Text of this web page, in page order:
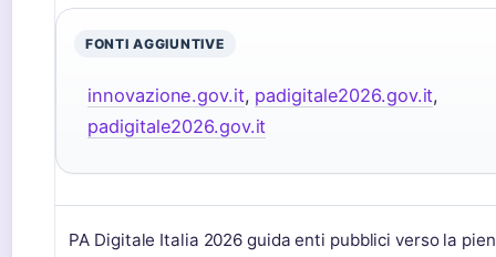
FONTI AGGIUNTIVE
innovazione.gov.it, padigitale2026.gov.it,
padigitale2026.gov.it
PA Digitale Italia 2026 guida enti pubblici verso la